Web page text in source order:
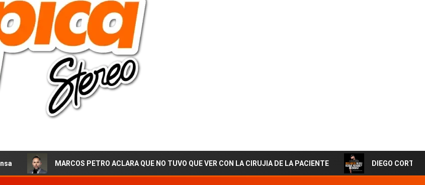
MARCOS PETRO ACLARA QUE NO TUVO QUE VER CON LA CIRUJIA DE LA PACIENTE DIEGO CORTES El Artista